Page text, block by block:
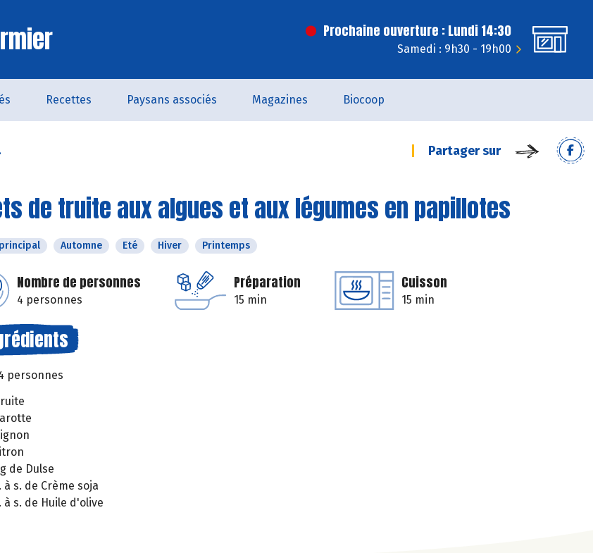
Prochaine ouverture : Lundi 14:30
Samedi : 9h30 - 19h00
Recettes Paysans associés Magazines Biocoop
Partager sur
de truite aux algues et aux légumes en papillotes
Automne Eté Hiver Printemps
Nombre de personnes
4 personnes
Préparation
15 min
Cuisson
15 min
personnes
de Dulse
à s. de Crème soja
à s. de Huile d'olive